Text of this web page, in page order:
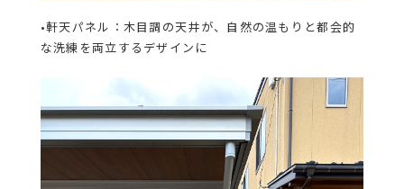
•軒天パネル：木目調の天井が、自然の温もりと都会的
な洗練を両立するデザインに